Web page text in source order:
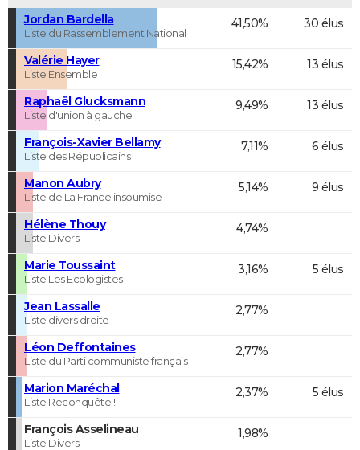
Jordan Bardella
Liste du Rassemblement National
41,50% 30 élus
Valérie Hayer
Liste Ensemble
15,42% 13 élus
Raphaël Glucksmann
Liste d'union à gauche
9,49% 13 élus
François-Xavier Bellamy
Liste des Républicains
7,11% 6 élus
Manon Aubry
Liste de La France insoumise
5,14% 9 élus
Hélène Thouy
Liste Divers
4,74%
Marie Toussaint
Liste Les Ecologistes
3,16% 5 élus
Jean Lassalle
Liste divers droite
2,77%
Léon Deffontaines
Liste du Parti communiste français
2,77%
Marion Maréchal
Liste Reconquête !
2,37% 5 élus
François Asselineau
Liste Divers
1,98%